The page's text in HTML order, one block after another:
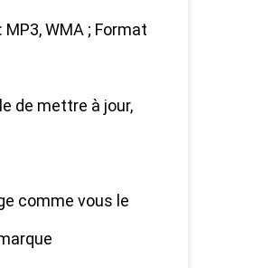
WMA ; Format
de mettre à jour,
comme vous le